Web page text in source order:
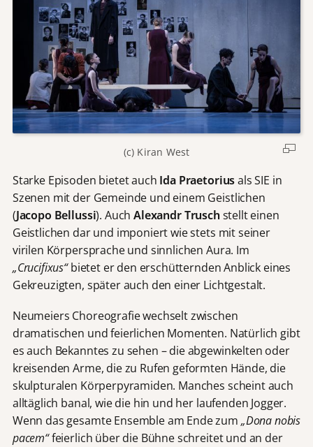
(c) Kiran West
Starke Episoden bietet auch Ida Praetoriusals SIE in
Szenen mit der Gemeinde und einem Geistlichen
(Jacopo Bellussi). AuchAlexandrTruschstellt einen
Geistlichen dar und imponiert wie stets mit seiner
virilen Körpersprache und sinnlichen Aura. Im
„Crucifixus“bietet er den erschütternden Anblick eines
Gekreuzigten, später auch den einer Lichtgestalt.
Neumeiers Choreografie wechselt zwischen
dramatischen und feierlichen Momenten. Natürlich gibt
es auch Bekanntes zu sehen – die abgewinkelten oder
kreisenden Arme, die zu Rufen geformten Hände, die
skulpturalen Körperpyramiden. Manches scheint auch
alltäglich banal, wie die hin und her laufenden Jogger.
Wenn das gesamte Ensemble am Ende zum „Dona nobis
pacem“feierlich über die Bühne schreitet und an der